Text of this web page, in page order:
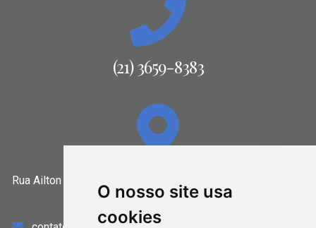
O nosso site usa
cookies
(21) 3659-8383
Rua Ailton da Costa nº 115 – Grupo 412 – Jd. 25 de Agosto
– Duque Caxias/RJ – CEP. 25071-160